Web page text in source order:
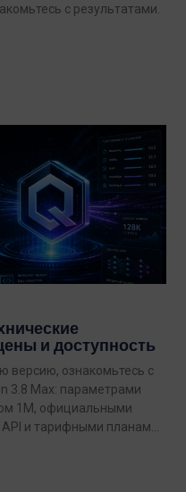
с результатами.
и доступность
версию, ознакомьтесь с
3.8 Max: параметрами
1M, официальными
и тарифными планами